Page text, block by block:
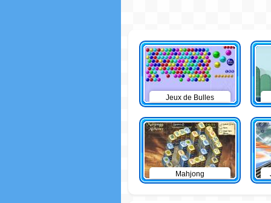
Jeux de Bulles
Mahjong